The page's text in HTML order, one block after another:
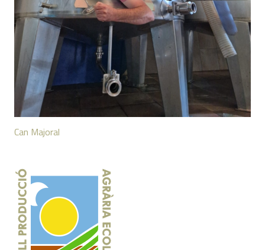
Can Majoral